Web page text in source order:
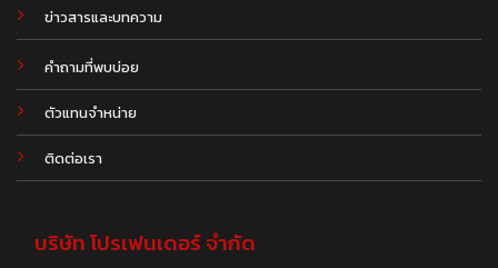
ข่าวสารและบทความ
.
คำถามที่พบบ่อย
ตัวแทนจำหน่าย
ติดต่อเรา
บริษัท โปรเฟนเดอร์ จำกัด